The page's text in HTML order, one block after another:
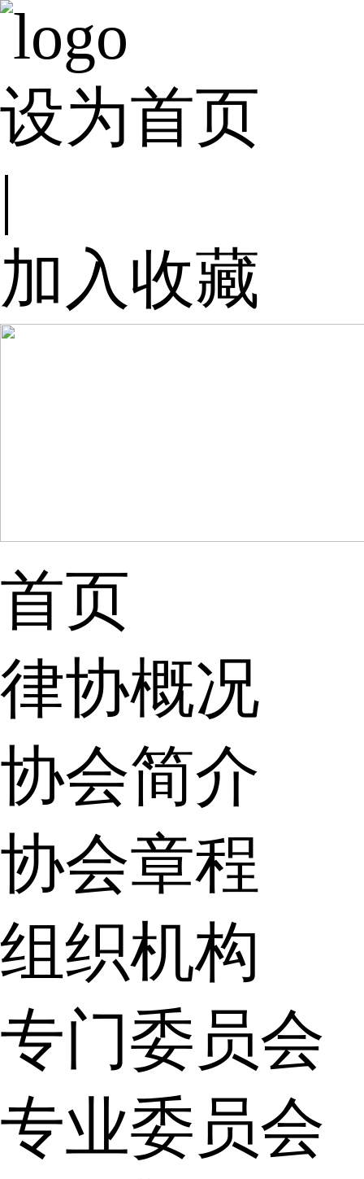
设为首页
|
加入收藏
首页
律协概况
协会简介
协会章程
组织机构
专门委员会
专业委员会